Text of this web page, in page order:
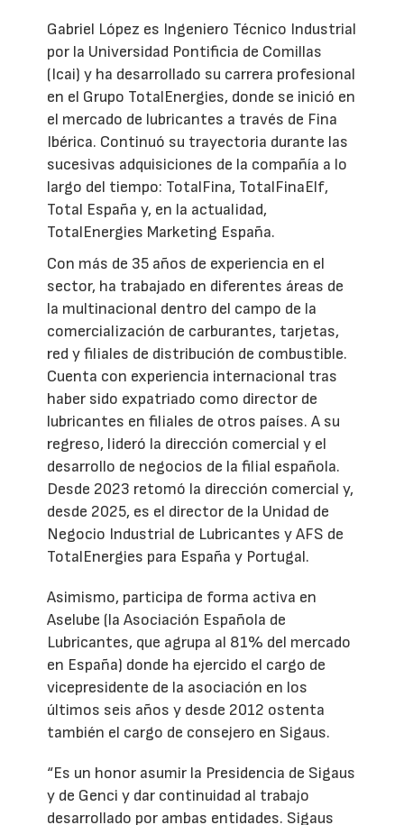
Gabriel López es Ingeniero Técnico Industrial
por la Universidad Pontificia de Comillas
(Icai) y ha desarrollado su carrera profesional
en el Grupo TotalEnergies, donde se inició en
el mercado de lubricantes a través de Fina
Ibérica. Continuó su trayectoria durante las
sucesivas adquisiciones de la compañía a lo
largo del tiempo: TotalFina, TotalFinaElf,
Total España y, en la actualidad,
TotalEnergies Marketing España.
Con más de 35 años de experiencia en el
sector, ha trabajado en diferentes áreas de
la multinacional dentro del campo de la
comercialización de carburantes, tarjetas,
red y filiales de distribución de combustible.
Cuenta con experiencia internacional tras
haber sido expatriado como director de
lubricantes en filiales de otros países. A su
regreso, lideró la dirección comercial y el
desarrollo de negocios de la filial española.
Desde 2023 retomó la dirección comercial y,
desde 2025, es el director de la Unidad de
Negocio Industrial de Lubricantes y AFS de
TotalEnergies para España y Portugal.
Asimismo, participa de forma activa en
Aselube (la Asociación Española de
Lubricantes, que agrupa al 81% del mercado
en España) donde ha ejercido el cargo de
vicepresidente de la asociación en los
últimos seis años y desde 2012 ostenta
también el cargo de consejero en Sigaus.
“Es un honor asumir la Presidencia de Sigaus
y de Genci y dar continuidad al trabajo
desarrollado por ambas entidades. Sigaus